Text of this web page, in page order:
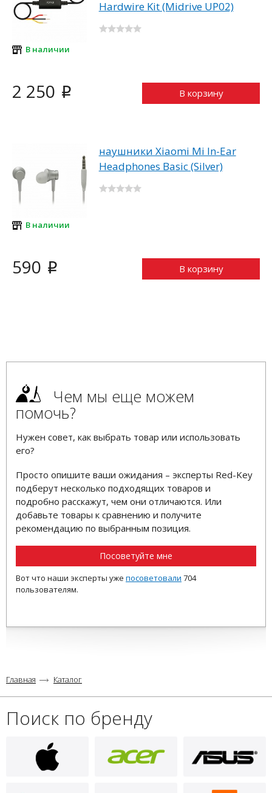
В наличии
Hardwire Kit (Midrive UP02)
2 250 i В корзину
В наличии
наушники Xiaomi Mi In-Ear
Headphones Basic (Silver)
590 i В корзину
Чем мы еще можем
помочь?
Нужен совет, как выбрать товар или использовать
его?
Просто опишите ваши ожидания – эксперты Red-Key
подберут несколько подходящих товаров и
подробно расскажут, чем они отличаются. Или
добавьте товары к сравнению и получите
рекомендацию по выбранным позиция.
Посоветуйте мне
Вот что наши эксперты уже посоветовали 704
пользователям.
Главная Каталог
Поиск по бренду